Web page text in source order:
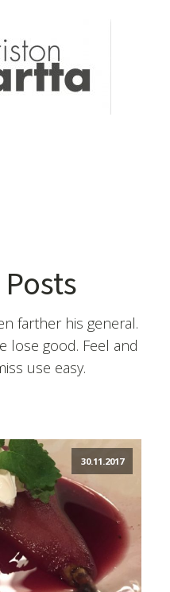
farther his general.
lose good. Feel and
use easy.
30.11.2017